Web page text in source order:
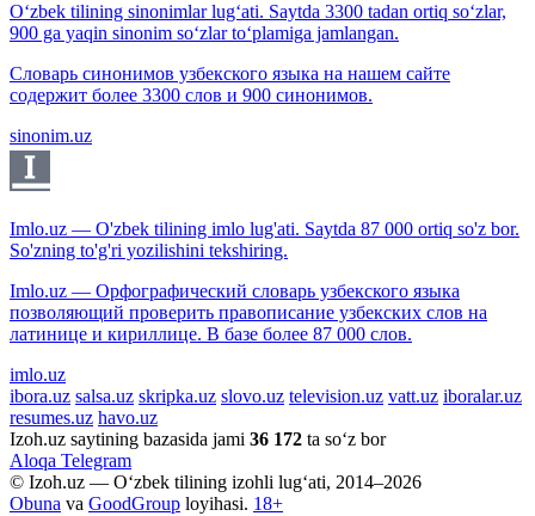
O‘zbek tilining sinonimlar lug‘ati. Saytda 3300 tadan ortiq so‘zlar,
900 ga yaqin sinonim so‘zlar to‘plamiga jamlangan.
Словарь синонимов узбекского языка на нашем сайте
содержит более 3300 слов и 900 синонимов.
sinonim.uz
Imlo.uz — O'zbek tilining imlo lug'ati. Saytda 87 000 ortiq so'z bor.
So'zning to'g'ri yozilishini tekshiring.
Imlo.uz — Орфографический словарь узбекского языка
позволяющий проверить правописание узбекских слов на
латинице и кириллице. В базе более 87 000 слов.
imlo.uz
ibora.uz salsa.uz skripka.uz slovo.uz television.uz vatt.uz iboralar.uz
resumes.uz havo.uz
Izoh.uz saytining bazasida jami 36 172 ta so‘z bor
Aloqa Telegram
© Izoh.uz — O‘zbek tilining izohli lug‘ati, 2014–2026
Obuna va GoodGroup loyihasi. 18+